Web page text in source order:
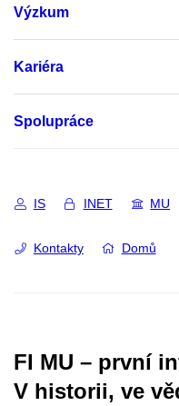
Výzkum
Kariéra
Spolupráce
IS INET MU
Kontakty Domů
FI MU – první
V historii, ve